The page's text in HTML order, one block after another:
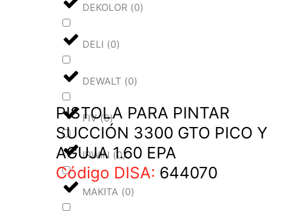
DEKOLOR (0)
DELI (0)
DEWALT (0)
FIV(0)
IRWIN (0)
MAKITA (0)
PISTOLA PARA PINTAR
SUCCIÓN 3300 GTO PICO Y
AGUJA 1.60 EPA
Código DISA: 644070